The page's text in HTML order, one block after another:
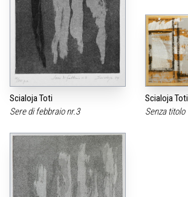
Scialoja Toti
Sere di febbraio nr.3
Scialoja Toti
Senza titolo